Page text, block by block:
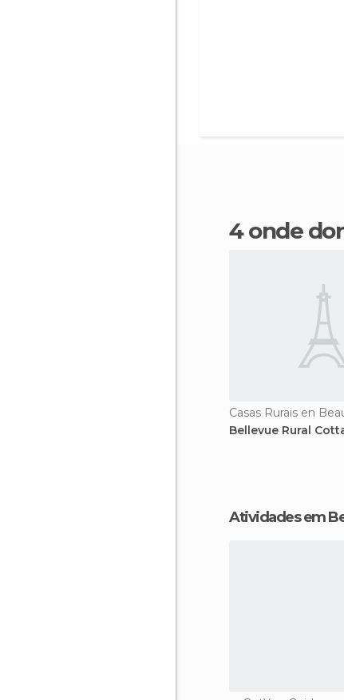
4 onde
Casas Rurais en
Bellevue Rural
Atividades em